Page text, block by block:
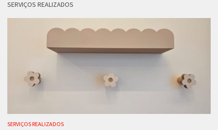
SERVIÇOS REALIZADOS
SERVIÇOS REALIZADOS